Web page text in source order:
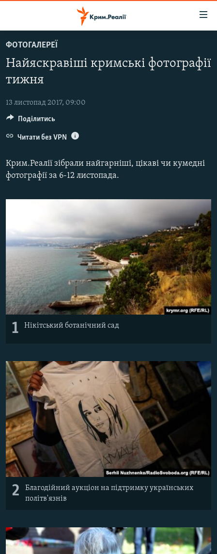
до
основного
матеріалу
до
навігації
Перейти
пошуку
ВОДА.КРИМ
ВІДЕО ТА ФОТО
ПОЛІТИКА
БЛОГИ
ПОГЛЯД
ВСЕ ЗА ДЕНЬ
СВІДЧЕННЯ ОКУПАЦІЇ
УКРАЇНСЬКА ПРОБЛЕМА КРИМУ
ІНФОГРАФІКА
Русский
ДОЛУЧАЙСЯ!
Усі сайти RFE/RL
ФОТОГАЛЕРЕЇ
Найяскравіші кримські фотографії
тижня
13 листопад 2017, 09:00
Крим.Реалії зібрали найгарніші, цікаві чи кумедні
фотографії за 6-12 листопада.
1 Нікітський ботанічний сад
2
Благодійний аукціон на підтримку українських
політв'язнів
Поділитись
Читати без VPN